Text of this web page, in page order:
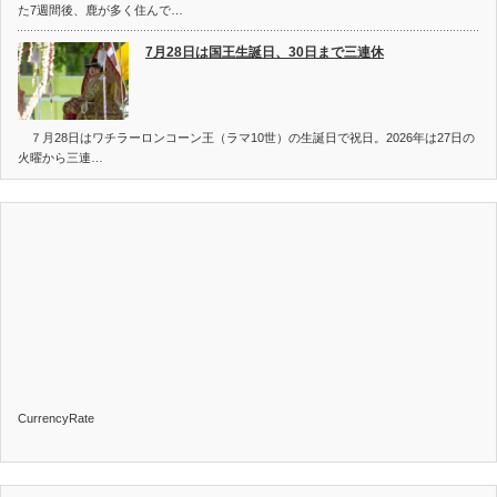
た7週間後、鹿が多く住んで…
7月28日は国王生誕日、30日まで三連休
７月28日はワチラーロンコーン王（ラマ10世）の生誕日で祝日。2026年は27日の
火曜から三連…
CurrencyRate